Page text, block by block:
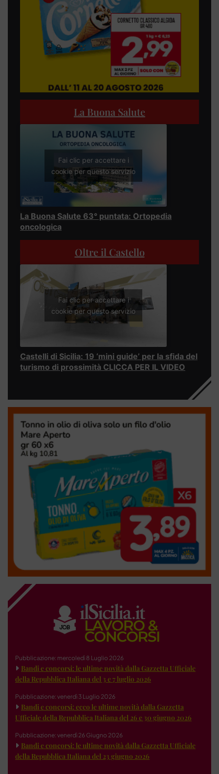
La Buona Salute
Fai clic per accettare i
cookie per questo servizio
La Buona Salute 63° puntata: Ortopedia
oncologica
Oltre il Castello
Fai clic per accettare i
cookie per questo servizio
Castelli di Sicilia: 19 ‘mini guide’ per la sfida del
turismo di prossimità CLICCA PER IL VIDEO
Pubblicazione: mercoledì 8 Luglio 2026
Bandi e concorsi: le ultime novità dalla Gazzetta Ufficiale
della Repubblica Italiana del 3 e 7 luglio 2026
Pubblicazione: venerdì 3 Luglio 2026
Bandi e concorsi: ecco le ultime novità dalla Gazzetta
Ufficiale della Repubblica Italiana del 26 e 30 giugno 2026
Pubblicazione: venerdì 26 Giugno 2026
Bandi e concorsi: le ultime novità dalla Gazzetta Ufficiale
della Repubblica Italiana del 23 giugno 2026